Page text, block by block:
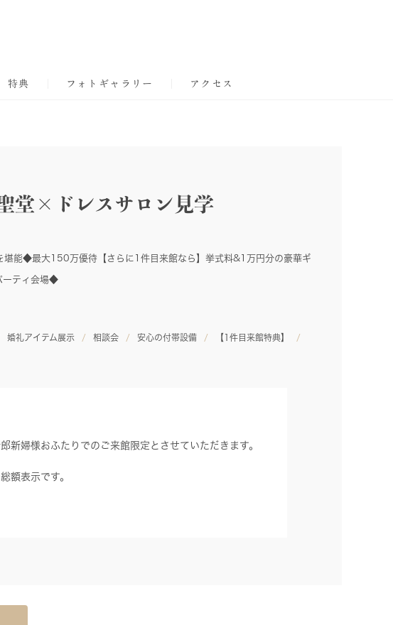
特典 フォトギャラリー アクセス
堂×ドレスサロン見学
堪能◆最大150万優待【さらに1件目来館なら】挙式料&1万円分の豪華ギ
ーティ会場◆
婚礼アイテム展示 相談会 安心の付帯設備
【1件目来館特典】
新婦様おふたりでのご来館限定とさせていただきます。
額表示です。